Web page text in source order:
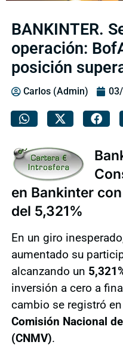
BANKINTER.
operación:
posición
Carlos (Admin)
en Bankinter
del 5,321%
En un giro
aumentado su
alcanzando un
inversión a cero a
cambio se registró
Comisión Nacional
(CNMV).